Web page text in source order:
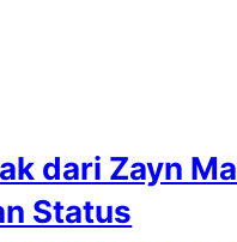
dari Zayn
Status